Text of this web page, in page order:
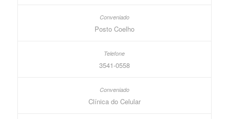
Posto Coelho
3541-0558
Clínica do Celular